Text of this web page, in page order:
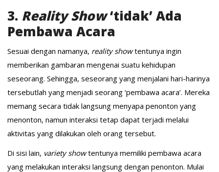
3. RealityShow‘tidak’ Ada
Pembawa Acara
Sesuai dengan namanya, reality showtentunya ingin
memberikan gambaran mengenai suatu kehidupan
seseorang. Sehingga, seseorang yang menjalani hari-harinya
tersebutlah yang menjadi seorang ‘pembawa acara’. Mereka
memang secara tidak langsung menyapa penonton yang
menonton, namun interaksi tetap dapat terjadi melalui
aktivitas yang dilakukan oleh orang tersebut.
Di sisi lain, variety showtentunya memiliki pembawa acara
yang melakukan interaksi langsung dengan penonton. Mulai